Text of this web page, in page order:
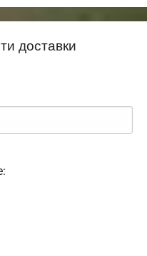
доставки